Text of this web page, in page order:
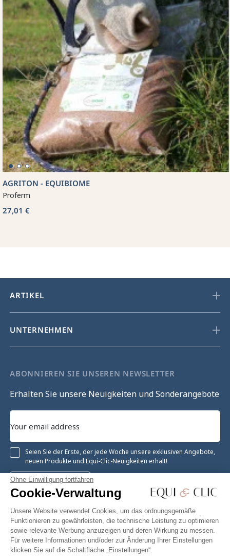
Ohne Einwilligung fortfahren
Cookie-Verwaltung
Unsere Website verwendet Cookies, um das ordnungsgemäße
Funktionieren zu gewährleisten, die technische Leistung zu optimieren
sowie relevante Werbung anzuzeigen und deren Wirkung zu messen.
Für weitere Informationen und/oder zur Änderung Ihrer Einstellungen
klicken Sie auf die Schaltfläche „Einstellungen“.
AGRITON - EQUIBIOME
Proferm
27,01 €
ARTIKEL
UNTERNEHMEN
ABONNIEREN SIE UNSEREN NEWSLETTER
Erhalten Sie unsere Neuigkeiten und Sonderangebote
Seien Sie der Erste, der jede Woche unsere exklusiven Angebote,
neuen Produkte und Equi-Clic-Neuigkeiten erhält!
Registrieren
Facebook Twitter
YouTube
Pinterest
Instagram